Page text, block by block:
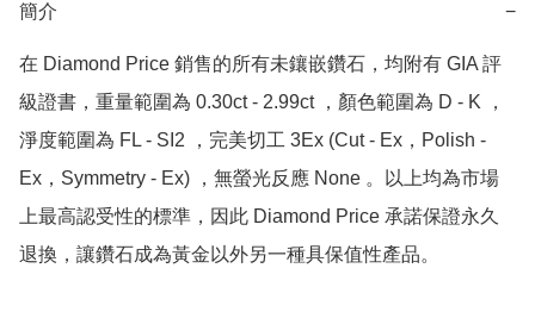
簡介 −
在 Diamond Price 銷售的所有未鑲嵌鑽石，均附有 GIA 評
級證書，重量範圍為 0.30ct - 2.99ct ，顏色範圍為 D - K ，
淨度範圍為 FL - SI2 ，完美切工 3Ex (Cut - Ex，Polish -
Ex，Symmetry - Ex) ，無螢光反應 None 。以上均為市場
上最高認受性的標準，因此 Diamond Price 承諾保證永久
退換，讓鑽石成為黃金以外另一種具保值性產品。